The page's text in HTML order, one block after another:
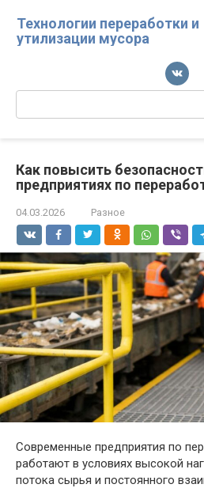
контенту
Технологии переработки и
утилизации мусора
Поиск:
Как повысить
предприятиях по
04.03.2026 Разное
Современные предприятия по
работают в условиях высокой
потока сырья и постоянного